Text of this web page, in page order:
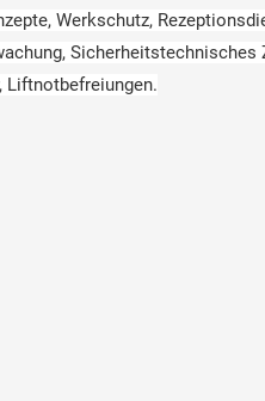
Werkschutz,
Sicherheitstechnisches
Liftnotbefreiungen.